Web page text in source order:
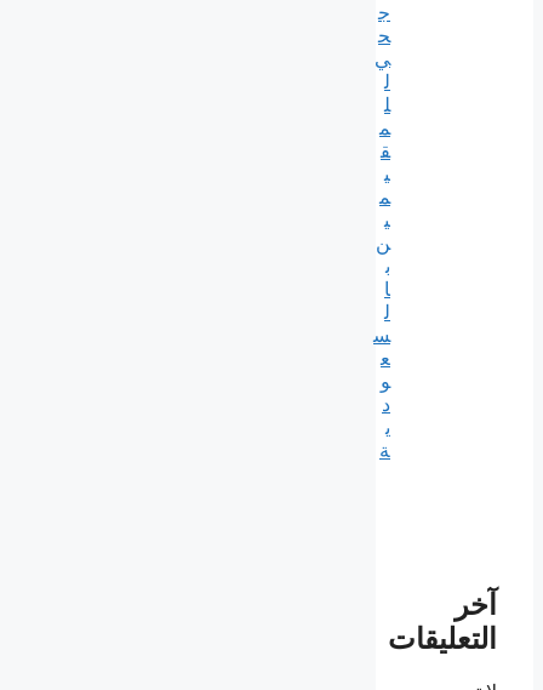
ج
ح
ي
ل
ل
م
ق
ي
م
ي
ن
ب
ا
ل
س
ع
و
د
ي
ة
آخر
التعليقات